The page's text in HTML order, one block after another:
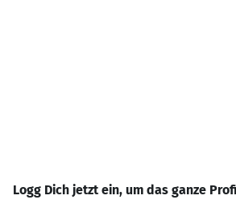
Logg Dich jetzt ein, um das ganze